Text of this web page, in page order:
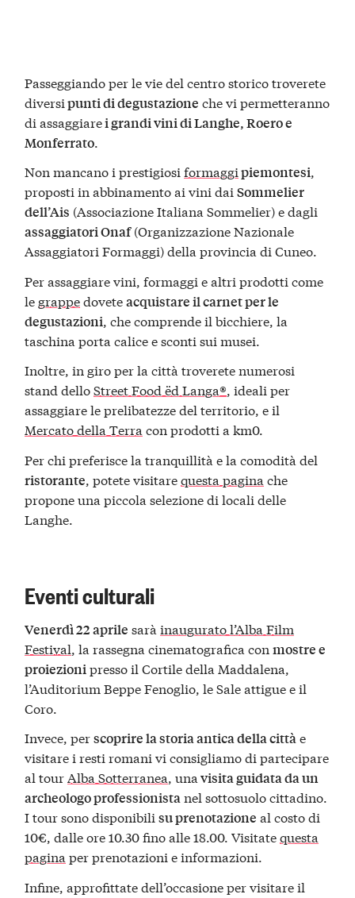
Passeggiando per le vie del centro storico troverete
diversipunti di degustazione che vi permetteranno
di assaggiarei grandi vini di Langhe, Roero e
Monferrato
Non mancano i prestigiosiformaggipiemontesi,
proposti in abbinamento ai vini daiSommelier
dell’Ais (Associazione Italiana Sommelier) e dagli
assaggiatori Onaf(Organizzazione Nazionale
Assaggiatori Formaggi) della provincia di Cuneo.
Per assaggiare vini, formaggi e altri prodotti come
le grappedoveteacquistare il carnet per le
degustazioni, che comprende il bicchiere, la
taschina porta calice e sconti sui musei.
Inoltre, in giro per la città troverete numerosi
stand delloStreet Food ëd Langa®, ideali per
assaggiare le prelibatezze del territorio, e il
Mercato della Terra con prodotti a km0.
Per chi preferisce la tranquillità e la comodità del
ristorante, potete visitarequesta pagina che
propone una piccola selezione di locali delle
Langhe.
Eventi culturali
Venerdì 22 aprile saràinaugurato l’Alba Film
Festival, la rassegna cinematografica conmostre e
proiezionipresso il Cortile della Maddalena,
l’Auditorium Beppe Fenoglio, le Sale attigue e il
Coro.
Invece, perscoprire la storia antica della cittàe
visitare i resti romani vi consigliamo di partecipare
al tourAlba Sotterranea, una visita guidata da un
archeologo professionistanel sottosuolo cittadino.
I tour sono disponibilisu prenotazione al costo di
10€, dalle ore 10.30 fino alle 18.00. Visitatequesta
pagina per prenotazioni e informazioni.
Infine, approfittate dell’occasione per visitare il